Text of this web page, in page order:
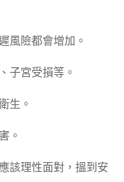
風險都會增加。
子宮受損等。
生。
。
該理性面對，搵到安